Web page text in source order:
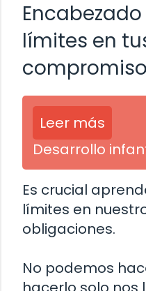
límites en
Leer más
Desarrollo
Es crucial
límites en
obligaciones.
No podemos